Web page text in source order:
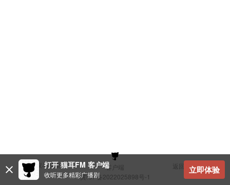
建议与反馈 客户端
返回顶部
冀ICP备2022025898号-1
打开 猫耳FM 客户端
收听更多精彩广播剧 立即体验